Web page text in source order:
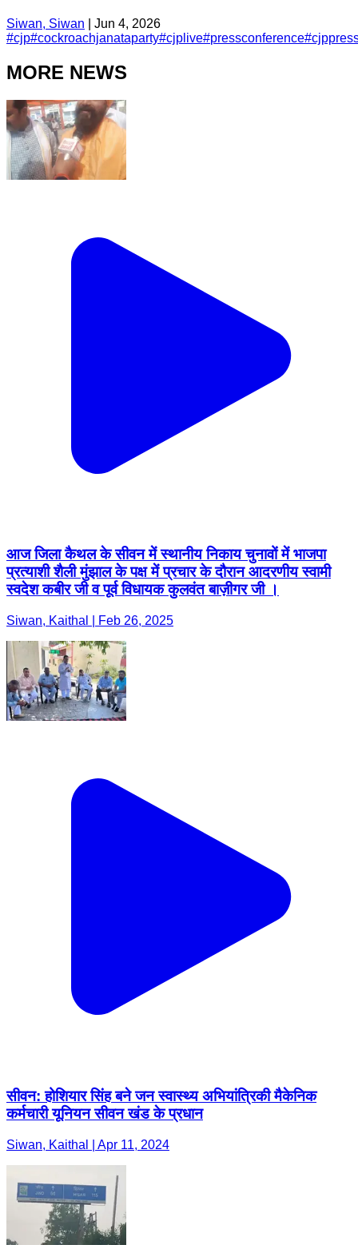
Siwan, Siwan
Jun 4, 2026
#cjp#cockroachjanataparty#cjplive#pressconference#
MORE NEWS
आज जिला कैथल के सीवन में स्थानीय निकाय चुनावों में भाजपा
प्रत्याशी शैली मुंझाल के पक्ष में प्रचार के दौरान आदरणीय स्वामी
स्वदेश कबीर जी व पूर्व विधायक कुलवंत बाज़ीगर जी ।
Siwan, Kaithal | Feb 26, 2025
सीवन: होशियार सिंह बने जन स्वास्थ्य अभियांत्रिकी मैकेनिक
कर्मचारी यूनियन सीवन खंड के प्रधान
Siwan, Kaithal | Apr 11, 2024